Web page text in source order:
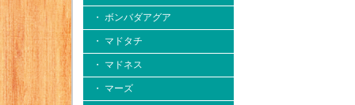
・ ボンバダアグア
・ マドタチ
・ マドネス
・ マーズ